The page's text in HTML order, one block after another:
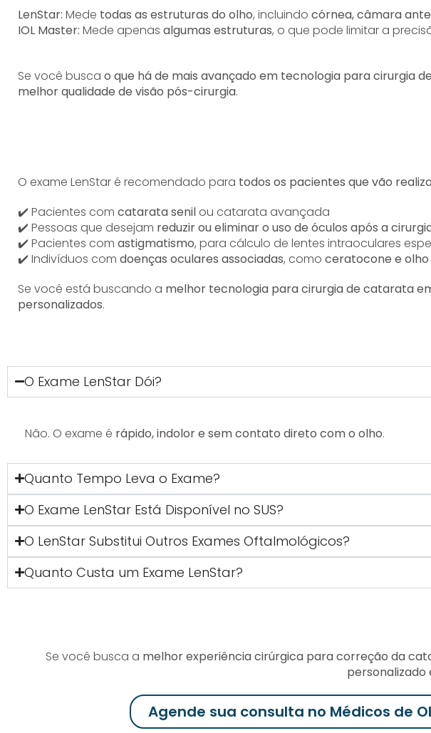
LenStar: Mede todas as estruturas do olho, incluindo córnea, câmara
IOL Master: Mede apenas algumas estruturas, o que pode limitar a
Se você busca o que há de mais avançado em tecnologia para cirurgia
melhor qualidade de visão pós-cirurgia.
O exame LenStar é recomendado para todos os pacientes que vão
✔️ Pacientes com catarata senil ou catarata avançada
✔️ Pessoas que desejam reduzir ou eliminar o uso de óculos após a
✔️ Pacientes com astigmatismo, para cálculo de lentes intraoculares
✔️ Indivíduos com doenças oculares associadas, como ceratocone e olho
Se você está buscando a melhor tecnologia para cirurgia de catarata
personalizados.
O Exame LenStar Dói?
Não. O exame é rápido, indolor e sem contato direto com o olho.
Quanto Tempo Leva o Exame?
O Exame LenStar Está Disponível no SUS?
O LenStar Substitui Outros Exames Oftalmológicos?
Quanto Custa um Exame LenStar?
Se você busca a melhor experiência cirúrgica para correção da
personalizado
Agende sua consulta no Médicos de